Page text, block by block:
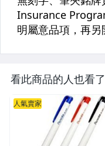
看此商品的人也看了
人氣賣家